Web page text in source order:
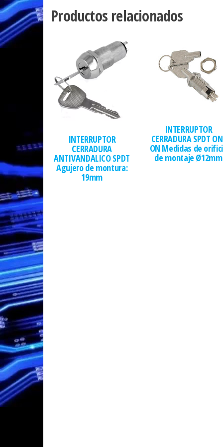
Productos relacionados
INTERRUPTOR
CERRADURA
ANTIVANDALICO SPDT
Agujero de montura:
19mm
INTERRUPTOR
CERRADURA SPDT
ON Medidas de
de montaje Ø12mm